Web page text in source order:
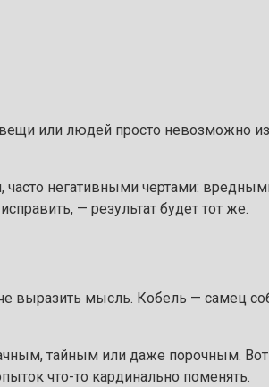
или людей просто невозможно
негативными чертами:
— результат будет тот же.
выразить мысль. Кобель — самец
тайным или даже порочным.
что-то кардинально поменять.